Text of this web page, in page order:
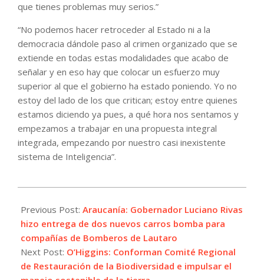
que tienes problemas muy serios.”
“No podemos hacer retroceder al Estado ni a la
democracia dándole paso al crimen organizado que se
extiende en todas estas modalidades que acabo de
señalar y en eso hay que colocar un esfuerzo muy
superior al que el gobierno ha estado poniendo. Yo no
estoy del lado de los que critican; estoy entre quienes
estamos diciendo ya pues, a qué hora nos sentamos y
empezamos a trabajar en una propuesta integral
integrada, empezando por nuestro casi inexistente
sistema de Inteligencia”.
01-
23
Previous Post: Araucanía: Gobernador Luciano Rivas
hizo entrega de dos nuevos carros bomba para
compañías de Bomberos de Lautaro
Next Post: O’Higgins: Conforman Comité Regional
de Restauración de la Biodiversidad e impulsar el